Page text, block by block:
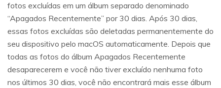
fotos excluídas em um álbum separado denominado
“Apagados Recentemente” por 30 dias. Após 30 dias,
essas fotos excluídas são deletadas permanentemente do
seu dispositivo pelo macOS automaticamente. Depois que
todas as fotos do álbum Apagados Recentemente
desaparecerem e você não tiver excluído nenhuma foto
nos últimos 30 dias, você não encontrará mais esse álbum